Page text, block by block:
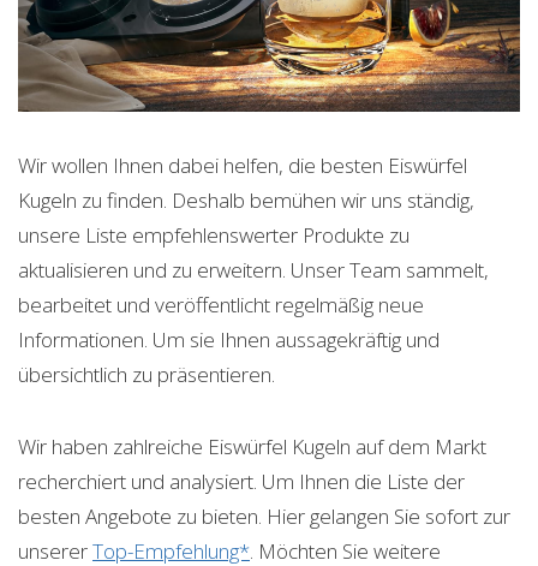
Wir wollen Ihnen dabei helfen, die besten Eiswürfel
Kugeln zu finden. Deshalb bemühen wir uns ständig,
unsere Liste empfehlenswerter Produkte zu
aktualisieren und zu erweitern. Unser Team sammelt,
bearbeitet und veröffentlicht regelmäßig neue
Informationen. Um sie Ihnen aussagekräftig und
übersichtlich zu präsentieren.
Wir haben zahlreiche Eiswürfel Kugeln auf dem Markt
recherchiert und analysiert. Um Ihnen die Liste der
besten Angebote zu bieten. Hier gelangen Sie sofort zur
unsererTop-Empfehlung*. Möchten Sie weitere